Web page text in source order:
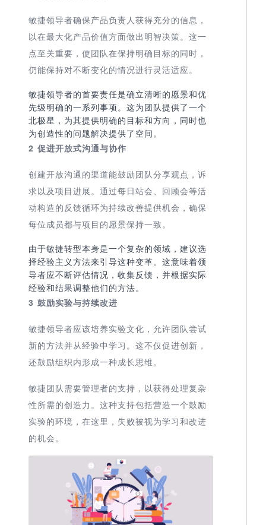
敏捷领导者确保产品负责人获得充分的信息，
以在最大化产品价值方面做出明智决策。这一
点至关重要，使团队在保持明确目标的同时，
仍能保持对不断变化的情况进行灵活适应。
敏捷领导者的首要责任是确立清晰的愿景和优
先级明确的一系列事项。这为团队提供了一个
北极星，为其提供明确的目标和方向，同时也
为创造性的问题解决提供了空间。
2 促进开放式沟通与协作
创建开放沟通的渠道能鼓励团队分享观点，诉
求以及项目进展。通过每日站会、回顾会等活
动构造的反馈循环为持续改善提供机会，确保
每位成员都与项目的愿景保持一致。
由于敏捷转型本身是一个复杂的领域，建议选
择经验主义方法来引导这种变革。这意味着领
导者应不断评估情况，收集反馈，并根据实际
经验和结果调整他们的方法。
3 鼓励实验与持续改进
敏捷领导者应该培养实验文化，允许团队尝试
新的方法并从经验中学习。这不仅促进创新，
还鼓励组织内形成一种成长思维。
敏捷团队需要管理者的支持，以获得处理复杂
性所需的创造力。这种支持包括营造一个鼓励
实验的环境，在这里，失败被视为学习和改进
的机会。